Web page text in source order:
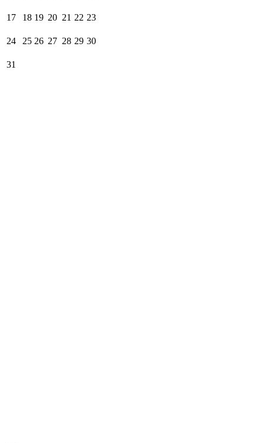
17 18 19 20 21 22 23
24 25 26 27 28 29 30
31